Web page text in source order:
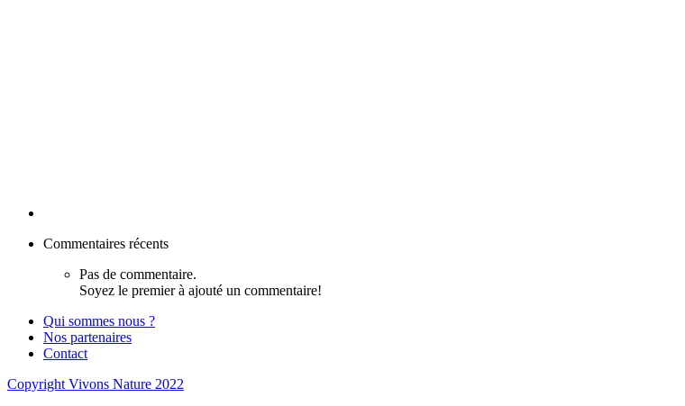
Commentaires récents
Pas de commentaire.
Soyez le premier à ajouté un commentaire!
Qui sommes nous ?
Nos partenaires
Contact
Copyright Vivons Nature 2022